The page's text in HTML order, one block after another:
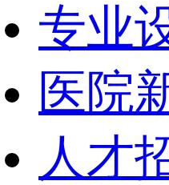
专业
医院
人才